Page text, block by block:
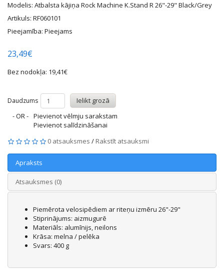
Modelis: Atbalsta kājiņa Rock Machine K.Stand R 26"-29" Black/Grey
Artikuls: RF060101
Pieejamība: Pieejams
23,49€
Bez nodokļa: 19,41€
Daudzums
Ielikt grozā
- OR - Pievienot vēlmju sarakstam
Pievienot salīdzināšanai
0 atsauksmes / Rakstīt atsauksmi
Apraksts
Atsauksmes (0)
Piemērota velosipēdiem ar riteņu izmēru 26"-29"
Stiprinājums: aizmugurē
Materiāls: alumīnijs, neilons
Krāsa: melna / pelēka
Svars: 400 g